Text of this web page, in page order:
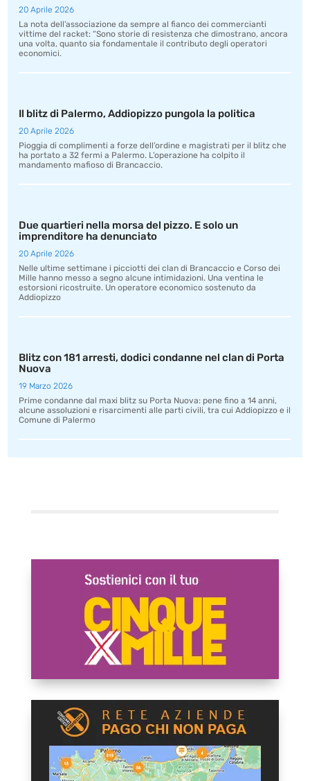
20 Aprile 2026
La nota dell’associazione da sempre al fianco dei commercianti
vittime del racket: “Sono storie di resistenza che dimostrano, ancora
una volta, quanto sia fondamentale il contributo degli operatori
economici.
Il blitz di Palermo, Addiopizzo pungola la politica
20 Aprile 2026
Pioggia di complimenti a forze dell’ordine e magistrati per il blitz che
ha portato a 32 fermi a Palermo. L’operazione ha colpito il
mandamento mafioso di Brancaccio.
Due quartieri nella morsa del pizzo. E solo un
imprenditore ha denunciato
20 Aprile 2026
Nelle ultime settimane i picciotti dei clan di Brancaccio e Corso dei
Mille hanno messo a segno alcune intimidazioni. Una ventina le
estorsioni ricostruite. Un operatore economico sostenuto da
Addiopizzo
Blitz con 181 arresti, dodici condanne nel clan di Porta
Nuova
19 Marzo 2026
Prime condanne dal maxi blitz su Porta Nuova: pene fino a 14 anni,
alcune assoluzioni e risarcimenti alle parti civili, tra cui Addiopizzo e il
Comune di Palermo